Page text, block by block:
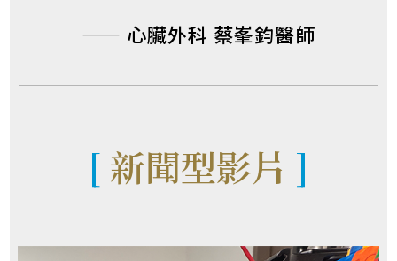
—— 心臟外科 蔡峯鈞醫師
[ 新聞型影片 ]